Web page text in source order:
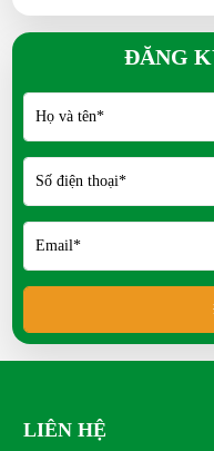
Gà Serama có phải giống
Gà Ai Cập siêu trứng đẻ
Vịt Call Duck nuôi cảnh có
Vịt Uyên Ương có ý nghĩa
Ngỗng Sư Tử khác gì
Chim Trích Cồ đặc điểm ra
Chim Trĩ nuôi thương
Chim Công có dễ nuôi
Bồ câu King phù hợp nuôi
ĐĂNG
LIÊN HỆ